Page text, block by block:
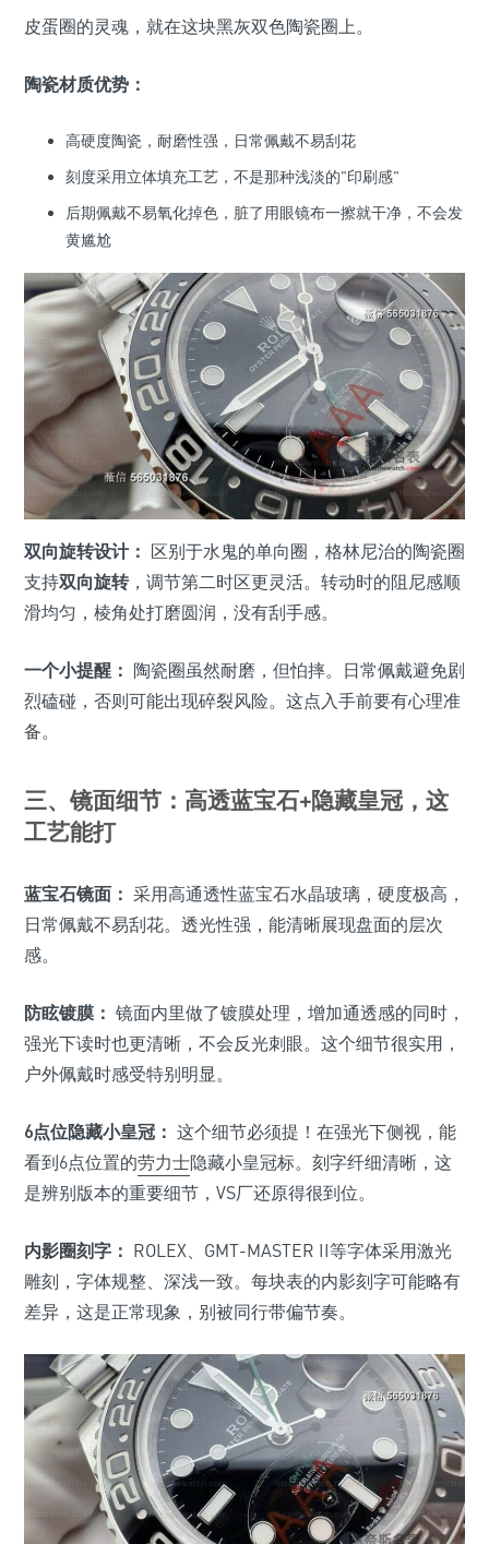
皮蛋圈的灵魂，就在这块黑灰双色陶瓷圈上。
陶瓷材质优势：
高硬度陶瓷，耐磨性强，日常佩戴不易刮花
刻度采用立体填充工艺，不是那种浅淡的"印刷感"
后期佩戴不易氧化掉色，脏了用眼镜布一擦就干净，不会发
黄尴尬
双向旋转设计： 区别于水鬼的单向圈，格林尼治的陶瓷圈
支持双向旋转，调节第二时区更灵活。转动时的阻尼感顺
滑均匀，棱角处打磨圆润，没有刮手感。
一个小提醒： 陶瓷圈虽然耐磨，但怕摔。日常佩戴避免剧
烈磕碰，否则可能出现碎裂风险。这点入手前要有心理准
备。
三、镜面细节：高透蓝宝石+隐藏皇冠，这
工艺能打
蓝宝石镜面： 采用高通透性蓝宝石水晶玻璃，硬度极高，
日常佩戴不易刮花。透光性强，能清晰展现盘面的层次
感。
防眩镀膜： 镜面内里做了镀膜处理，增加通透感的同时，
强光下读时也更清晰，不会反光刺眼。这个细节很实用，
户外佩戴时感受特别明显。
6点位隐藏小皇冠： 这个细节必须提！在强光下侧视，能
看到6点位置的劳力士隐藏小皇冠标。刻字纤细清晰，这
是辨别版本的重要细节，VS厂还原得很到位。
内影圈刻字： ROLEX、GMT-MASTER II等字体采用激光
雕刻，字体规整、深浅一致。每块表的内影刻字可能略有
差异，这是正常现象，别被同行带偏节奏。